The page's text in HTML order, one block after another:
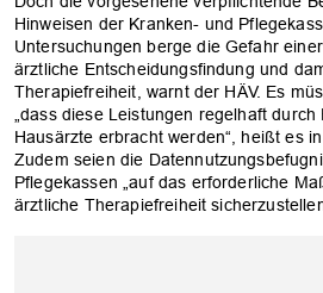
Hinweisen der Kranken- und
Untersuchungen berge die Gefahr
ärztliche Entscheidungsfindung und
Therapiefreiheit, warnt der HÄV. Es
„dass diese Leistungen regelhaft durch
Hausärzte erbracht werden“, heißt es
Zudem seien die
Pflegekassen „auf das erforderliche
ärztliche Therapiefreiheit